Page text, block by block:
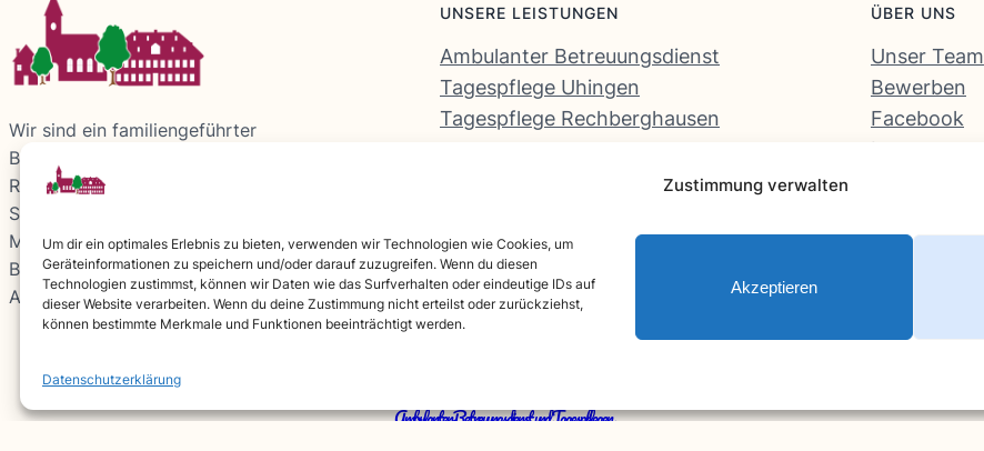
Zustimmung verwalten
Um dir ein optimales Erlebnis zu bieten, verwenden wir Technologien wie Cookies, um
Geräteinformationen zu speichern und/oder darauf zuzugreifen. Wenn du diesen
Technologien zustimmst, können wir Daten wie das Surfverhalten oder eindeutige IDs auf
dieser Website verarbeiten. Wenn du deine Zustimmung nicht erteilst oder zurückziehst,
können bestimmte Merkmale und Funktionen beeinträchtigt werden.
Akzeptieren
Datenschutzerklärung
Wir sind ein familiengeführter
Betreuungsdienst im Raum Uhingen und
Rechberghausen. Unsere
Seniorentagespflegen bieten älteren
Menschen, die zu Hause leben, tagsüber
Betreuung und soziale Kontakte, während
Angehörige entlastet werden.
UNSERE LEISTUNGEN
Ambulanter Betreuungsdienst
Tagespflege Uhingen
Tagespflege Rechberghausen
ÜBER UNS
Unser Team
Bewerben
Facebook
Instagram
© 2026 ·Ambulanter Betreuungsdienst und Tagespflegen· Alle Rechte vorbehalten· Erstellt vonPflege.Media